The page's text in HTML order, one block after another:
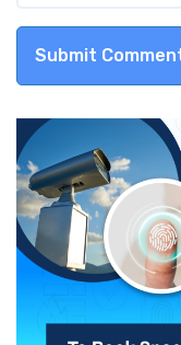
Submit